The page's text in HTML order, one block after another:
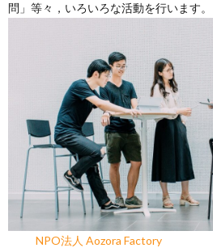
問」等々，いろいろな活動を行います。
NPO法人 Aozora Factory